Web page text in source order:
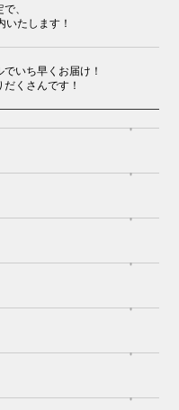
、
いたします！
いち早くお届け！
くさんです！